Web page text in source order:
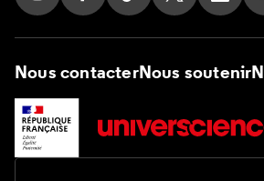
Suivez nous sur Instagram
Suivez nous sur Facebook
Suivez nous sur Tik
Suivez nous
Nous contacterNous soutenir